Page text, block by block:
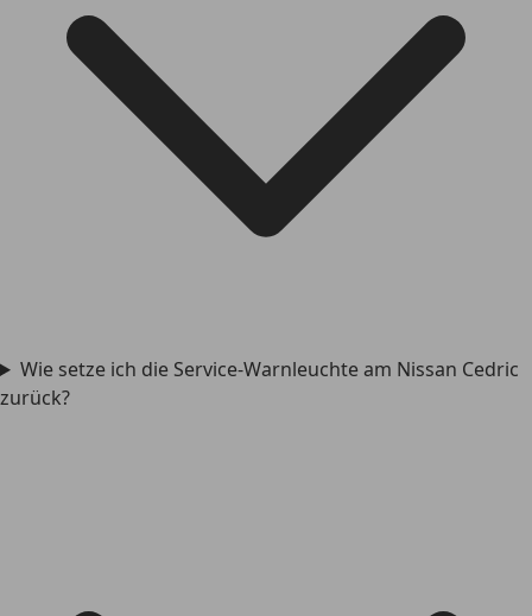
Wie setze ich die Service-Warnleuchte am Nissan Cedric
zurück?